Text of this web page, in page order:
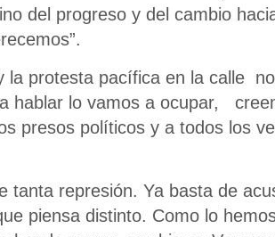
del progreso y del cambio
la protesta pacífica en la calle
hablar lo vamos a ocupar,
presos políticos y a todos los
tanta represión. Ya basta de
piensa distinto. Como lo